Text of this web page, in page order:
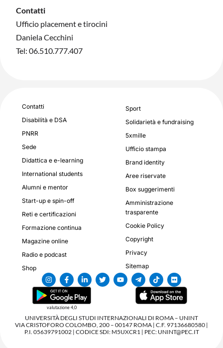
Contatti
Ufficio placement e tirocini
Daniela Cecchini
Tel: 06.510.777.407
Contatti
Disabilità e DSA
PNRR
Sede
Didattica e e-learning
International students
Alumni e mentor
Start-up e spin-off
Reti e certificazioni
Formazione continua
Magazine online
Radio e podcast
Shop
Sport
Solidarietà e fundraising
5xmille
Ufficio stampa
Brand identity
Aree riservate
Box suggerimenti
Amministrazione
trasparente
Cookie Policy
Copyright
Privacy
Sitemap
valutazione 4,0
UNIVERSITÀ DEGLI STUDI INTERNAZIONALI DI ROMA – UNINT
VIA CRISTOFORO COLOMBO, 200 – 00147 ROMA | C.F. 97136680580 |
P.I. 05639791002 | CODICE SDI: M5UXCR1 | PEC: UNINT@PEC.IT